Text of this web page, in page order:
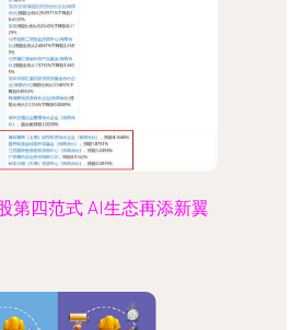
第四范式 AI生态再添新翼